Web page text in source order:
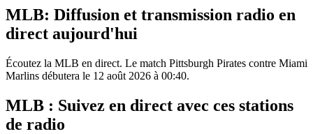
MLB: Diffusion et transmission radio en
direct aujourd'hui
Écoutez la MLB en direct. Le match Pittsburgh Pirates contre Miami
Marlins débutera le 12 août 2026 à 00:40.
MLB : Suivez en direct avec ces stations
de radio